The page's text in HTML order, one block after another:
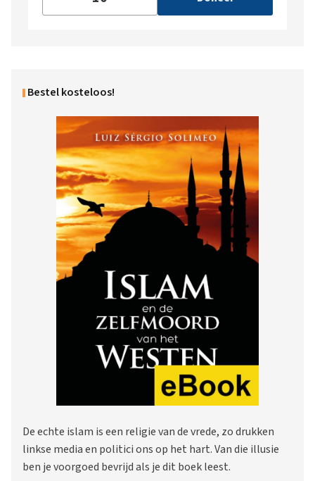
Bestel kosteloos!
De echte islam is een religie van de vrede, zo drukken
linkse media en politici ons op het hart. Van die illusie
ben je voorgoed bevrijd als je dit boek leest.